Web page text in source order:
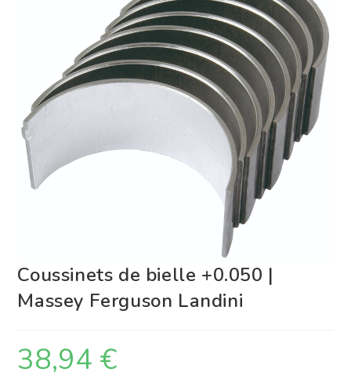
Coussinets de bielle +0.050 |
Massey Ferguson Landini
38,94 €